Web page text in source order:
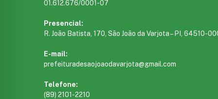
01.612.676/0001-07
Presencial:
R. João Batista, 170, São João da Varjota – PI, 64510-
E-mail:
prefeituradesaojoaodavarjota@gmail.com
Telefone:
(89) 2101-2210